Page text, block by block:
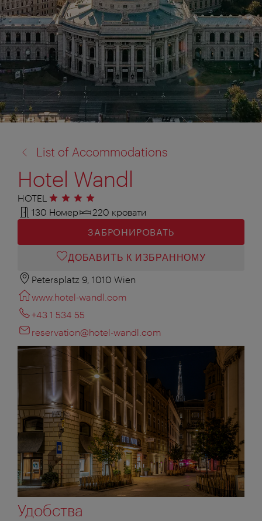
к:
List of Accommodations
Hotel Wandl
HOTEL 4 звезды
130 Номер
220 кровати
ЗАБРОНИРОВАТЬ
ДОБАВИТЬ К ИЗБРАННОМУ
Petersplatz 9, 1010 Wien
www.hotel-wandl.com
+43 1 534 55
reservation@hotel-wandl.com
Удобства